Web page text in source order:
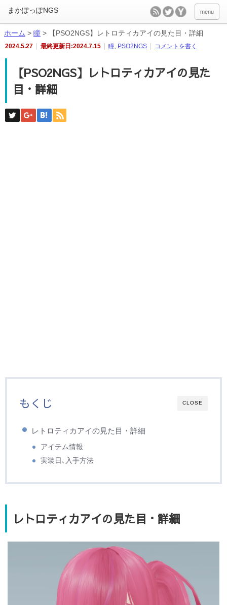
menu
ホーム > 瞳 > 【PSO2NGS】レトロティカアイの見た目・詳細
2024.5.27 最終更新日:2024.7.15 瞳, PSO2NGS コメントを書く
【PSO2NGS】レトロティカアイの見た
目・詳細
CLOSE
もくじ
レトロティカアイの見た目・詳細
アイテム情報
実装日､入手方法
レトロティカアイの見た目・詳細